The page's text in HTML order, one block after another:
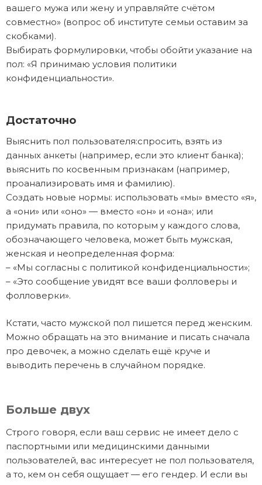
вашего мужа или жену и управляйте счётом
совместно» (вопрос об институте семьи оставим за
скобками).
Выбирать формулировки, чтобы обойти указание на
пол: «Я принимаю условия политики
конфиденциальности».
Достаточно
Выяснить пол пользователя:спросить, взять из
данных анкеты (например, если это клиент банка);
выяснить по косвенным признакам (например,
проанализировать имя и фамилию).
Создать новые нормы: использовать «мы» вместо «я»,
а «они» или «оно» — вместо «он» и «она»; или
придумать правила, по которым у каждого слова,
обозначающего человека, может быть мужская,
женская и неопределенная форма:
– «Мы согласны с политикой конфиденциальности»;
– «Это сообщение увидят все ваши фолловеры и
фолловерки».
Кстати, часто мужской пол пишется перед женским.
Можно обращать на это внимание и писать сначала
про девочек, а можно сделать ещё круче и
выводить перечень в случайном порядке.
Больше двух
Строго говоря, если ваш сервис не имеет дело с
паспортными или медицинскими данными
пользователей, вас интересует не пол пользователя,
а то, кем он себя ощущает — его гендер. И если вы